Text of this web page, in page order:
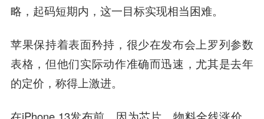
略，起码短期内，这一目标实现相当困难。
苹果保持着表面矜持，很少在发布会上罗列参数
表格，但他们实际动作准确而迅速，尤其是去年
的定价，称得上激进。